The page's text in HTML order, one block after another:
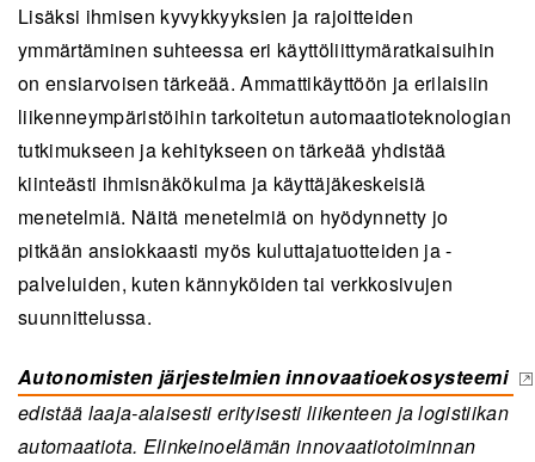
Lisäksi ihmisen kyvykkyyksien ja rajoitteiden
ymmärtäminen suhteessa eri käyttöliittymäratkaisuihin
on ensiarvoisen tärkeää. Ammattikäyttöön ja erilaisiin
liikenneympäristöihin tarkoitetun automaatioteknologian
tutkimukseen ja kehitykseen on tärkeää yhdistää
kiinteästi ihmisnäkökulma ja käyttäjäkeskeisiä
menetelmiä. Näitä menetelmiä on hyödynnetty jo
pitkään ansiokkaasti myös kuluttajatuotteiden ja -
palveluiden, kuten kännyköiden tai verkkosivujen
suunnittelussa.
Autonomisten järjestelmien innovaatioekosysteemi
(opens in a new tab)
edistää laaja-alaisesti erityisesti liikenteen ja logistiikan
automaatiota. Elinkeinoelämän innovaatiotoiminnan